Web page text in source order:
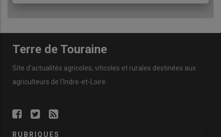
Terre de Touraine
Site d'actualités agricoles, viticoles et rurales destinées aux
agriculteurs de l'Indre-et-Loire.
RUBRIQUES